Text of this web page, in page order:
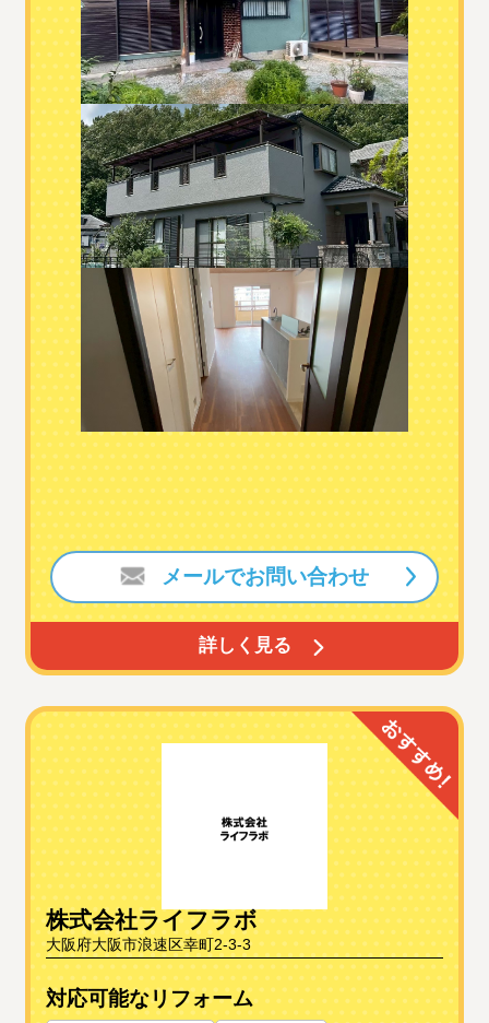
詳しく見る
メールでお問い合わせ
株式会社ライフラボ
大阪府大阪市浪速区幸町2-3-3
対応可能なリフォーム